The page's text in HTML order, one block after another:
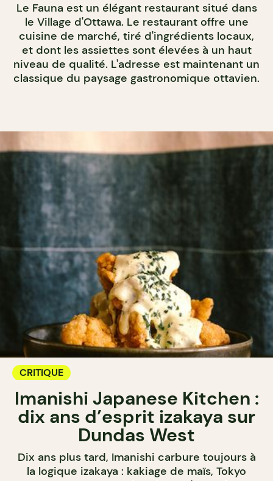
Le Fauna est un élégant restaurant situé dans
le Village d'Ottawa. Le restaurant offre une
cuisine de marché, tiré d'ingrédients locaux,
et dont les assiettes sont élevées à un haut
niveau de qualité. L'adresse est maintenant un
classique du paysage gastronomique ottavien.
CRITIQUE
Imanishi Japanese Kitchen :
dix ans d’esprit izakaya sur
Dundas West
Dix ans plus tard, Imanishi carbure toujours à
la logique izakaya : kakiage de maïs, Tokyo